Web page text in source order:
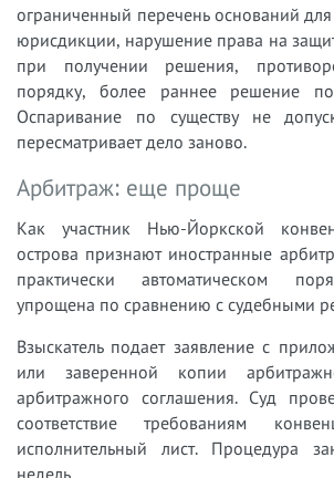
ограниченный перечень оснований для
юрисдикции, нарушение права на
при получении решения,
порядку, более раннее решение
Оспаривание по существу не
пересматривает дело заново.
Арбитраж: еще проще
Как участник Нью-Йоркской
острова признают иностранные
практически автоматическом
упрощена по сравнению с судебными
Взыскатель подает заявление с
или заверенной копии
арбитражного соглашения. Суд
соответствие требованиям
исполнительный лист. Процедура
недель.